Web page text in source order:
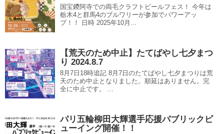
国宝鑁阿寺での両毛クラフトビールフェス！ 今年は
栃木4と群馬4のブルワリーが参加でパワーアッ
プ！！ 日時 2025年10月...
【荒天のため中止】たてばやし七夕まつ
り 2024.8.7
8月7日18時追記 8月7日のたてばやし七夕まつりは荒
天のため中止となりました。順延はありません。完
全に中止です。 ...
パリ五輪柳田大輝選手応援パブリックビ
ューイング開催！！